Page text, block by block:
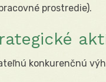
prostredie).
konkurenčnú